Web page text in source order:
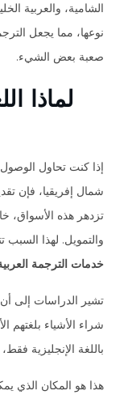
الشامية، والعربية
نوعها، مما يجعل
صعبة بعض الشيء.
لماذا
إذا كنت تحاول
شمال إفريقيا، فإن
تزدهر هذه الأسواق،
والتمويل. لهذا
خدمات الترجمة
شراء الأشياء بلغتهم
باللغة الإنجليزية
هذا هو المكان الذي